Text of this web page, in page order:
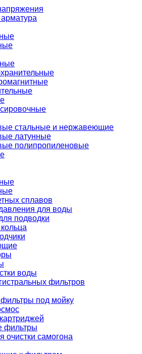
стальные и нержавеющие
латунные
полипропиленовые
сплавов
для воды
подводки
воды
фильтров
под мойку
фильтры
очистки самогона